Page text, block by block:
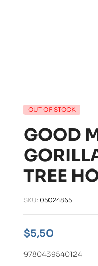
OUT OF STOCK
GOOD
TREE
SKU: 05024865
$5,50
9780439540124